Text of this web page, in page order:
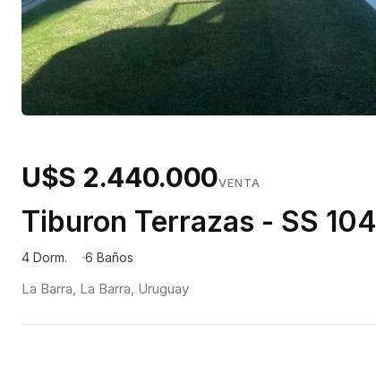
U$S 2.440.000VENTA
Tiburon Terrazas - SS 104
4 Dorm. 6 Baños
La Barra, La Barra, Uruguay